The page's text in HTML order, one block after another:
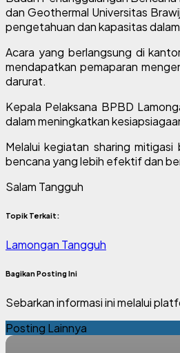
danGeothermal Universitas
pengetahuan dan kapasitas
Acara yang berlangsung di
mendapatkan pemaparan
darurat.
Kepala Pelaksana BPBD
dalam meningkatkan
Melalui kegiatan sharing
bencana yang lebih efektif dan
Salam Tangguh
Topik Terkait:
Lamongan Tangguh
Bagikan Posting Ini
Sebarkan informasi ini melalui
Posting Lainnya